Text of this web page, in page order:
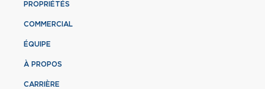
PROPRIÉTÉS
COMMERCIAL
ÉQUIPE
À PROPOS
CARRIÈRE